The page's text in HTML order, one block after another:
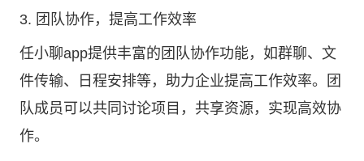
3. 团队协作，提高工作效率
任小聊app提供丰富的团队协作功能，如群聊、文
件传输、日程安排等，助力企业提高工作效率。团
队成员可以共同讨论项目，共享资源，实现高效协
作。